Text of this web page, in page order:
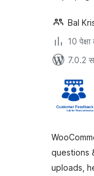
Bal
10
7.0.2
questions
uploads,